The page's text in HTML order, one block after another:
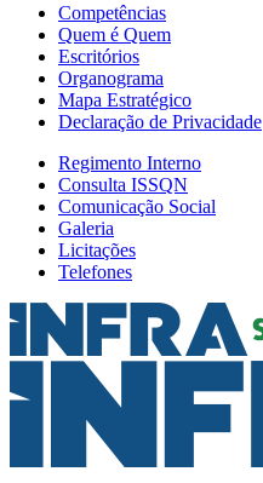
Competências
Quem é Quem
Escritórios
Organograma
Mapa Estratégico
Declaração de Privacidade
Regimento Interno
Consulta ISSQN
Comunicação Social
Galeria
Licitações
Telefones